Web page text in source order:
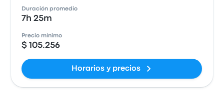
Duración promedio
7h 25m
Precio mínimo
$ 105.256
Horarios y precios